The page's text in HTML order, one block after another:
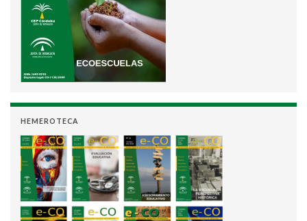
HEMEROTECA